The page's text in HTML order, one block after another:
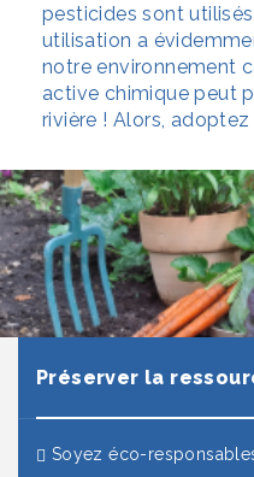
Accéder aux informations
pesticides sont
utilisation a
notre environnement
active chimique peut
rivière ! Alors,
Préserver la
Soyez éco-